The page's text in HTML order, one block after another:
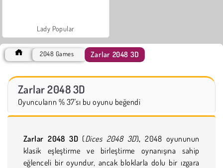
Lady Popular
2048 Games Zarlar 2048 3D
Zarlar 2048 3D
Oyuncuların % 37'sı bu oyunu beğendi
Zarlar 2048 3D (Dices 2048 3D), 2048 oyununun
klasik eşleştirme ve birleştirme oynanışına sahip
eğlenceli bir oyundur, ancak bloklarla dolu bir ızgara